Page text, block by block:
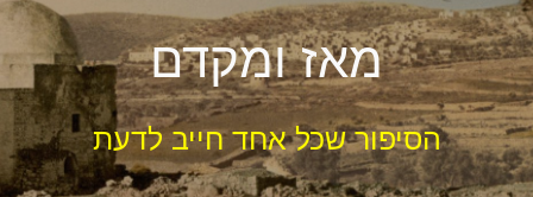
מאז ומקדם
הסיפור שכל אחד חייב לדעת